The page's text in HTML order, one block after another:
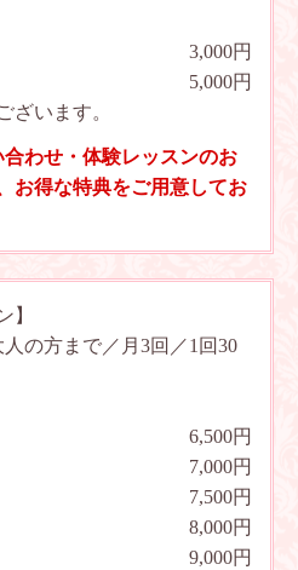
3,000円
5,000円
ざいます。
わせ・体験レッスンのお
お得な特典をご用意してお
】
の方まで／月3回／1回30
6,500円
7,000円
7,500円
8,000円
9,000円